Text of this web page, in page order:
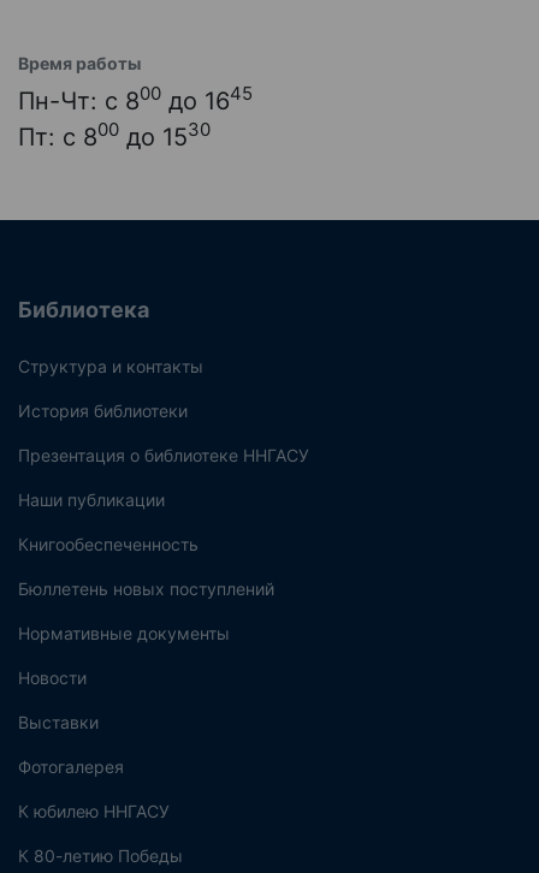
Время работы
Пн-Чт: с 800 до 1645
Пт: с 800 до 1530
Библиотека
Структура и контакты
История библиотеки
Презентация о библиотеке ННГАСУ
Наши публикации
Книгообеспеченность
Бюллетень новых поступлений
Нормативные документы
Новости
Выставки
Фотогалерея
К юбилею ННГАСУ
К 80-летию Победы